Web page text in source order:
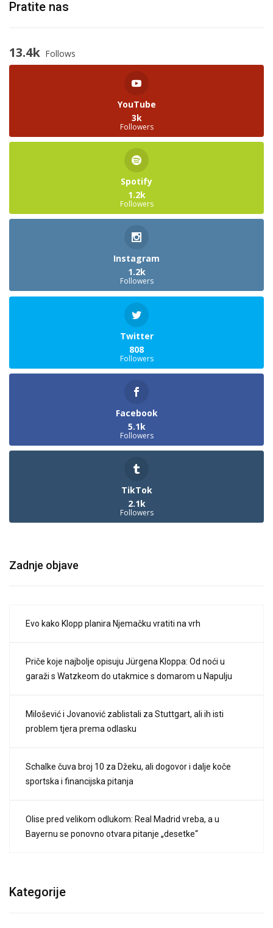
Pratite nas
13.4k Follows
YouTube
3k
Followers
Spotify
1.2k
Followers
Instagram
1.2k
Followers
Twitter
808
Followers
Facebook
5.1k
Followers
TikTok
2.1k
Followers
Zadnje objave
Evo kako Klopp planira Njemačku vratiti na vrh
Priče koje najbolje opisuju Jürgena Kloppa: Od noći u
garaži s Watzkeom do utakmice s domarom u Napulju
Milošević i Jovanović zablistali za Stuttgart, ali ih isti
problem tjera prema odlasku
Schalke čuva broj 10 za Džeku, ali dogovor i dalje koče
sportska i financijska pitanja
Olise pred velikom odlukom: Real Madrid vreba, a u
Bayernu se ponovno otvara pitanje „desetke“
Kategorije